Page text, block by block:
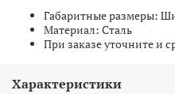
Габаритные размеры:
Материал: Сталь
При заказе уточните и
Характеристики